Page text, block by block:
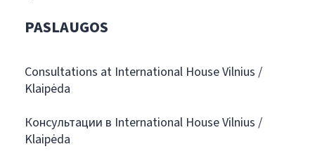
PASLAUGOS
Consultations at International House Vilnius /
Klaipėda
Консультации в International House Vilnius /
Klaipėda